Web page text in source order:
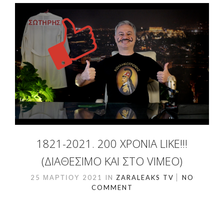
1821-2021. 200 ΧΡΌΝΙΑ LIKE!!!
(ΔΙΑΘΈΣΙΜΟ ΚΑΙ ΣΤΟ VIMEO)
25 ΜΑΡΤΊΟΥ 2021 IN ZARALEAKS TV
NO
COMMENT